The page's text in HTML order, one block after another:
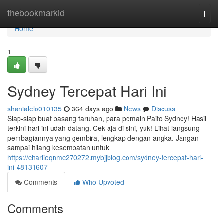
thebookmarkid
Home
Home
1
Sydney Tercepat Hari Ini
shanialelo010135 364 days ago News
Discuss
Siap-siap buat pasang taruhan, para pemain Paito Sydney! Hasil
terkini hari ini udah datang. Cek aja di sini, yuk! Lihat langsung
pembagiannya yang gembira, lengkap dengan angka. Jangan
sampai hilang kesempatan untuk
https://charlieqnmc270272.mybjjblog.com/sydney-tercepat-hari-
ini-48131607
Comments
Who Upvoted
Comments